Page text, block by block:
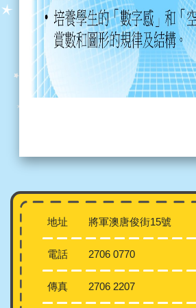
地址 將軍澳唐俊街15號
電話 2706 0770
傳真 2706 2207